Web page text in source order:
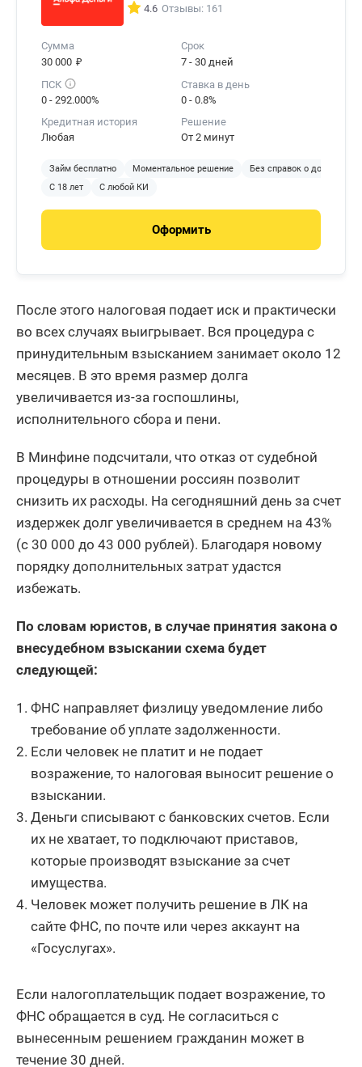
4.6 Отзывы: 161
Сумма
30 000 ₽
Срок
7 - 30 дней
ПСК
0 - 292.000%
Ставка в день
0 - 0.8%
Кредитная история
Любая
Решение
От 2 минут
Займ бесплатно Моментальное решение
Без справок о доходах
С 18 лет
С любой КИ
Оформить
После этого налоговая подает иск и практически
во всех случаях выигрывает. Вся процедура с
принудительным взысканием занимает около 12
месяцев. В это время размер долга
увеличивается из-за госпошлины,
исполнительного сбора и пени.
В Минфине подсчитали, что отказ от судебной
процедуры в отношении россиян позволит
снизить их расходы. На сегодняшний день за счет
издержек долг увеличивается в среднем на 43%
(с 30 000 до 43 000 рублей). Благодаря новому
порядку дополнительных затрат удастся
избежать.
По словам юристов, в случае принятия закона о
внесудебном взыскании схема будет
следующей:
ФНС направляет физлицу уведомление либо
требование об уплате задолженности.
Если человек не платит и не подает
возражение, то налоговая выносит решение о
взыскании.
Деньги списывают с банковских счетов. Если
их не хватает, то подключают приставов,
которые производят взыскание за счет
имущества.
Человек может получить решение в ЛК на
сайте ФНС, по почте или через аккаунт на
«Госуслугах».
Если налогоплательщик подает возражение, то
ФНС обращается в суд. Не согласиться с
вынесенным решением гражданин может в
течение 30 дней.